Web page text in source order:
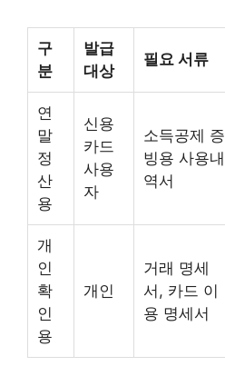
구
분
발급
대상
필요 서류
연
말
정
산
용
신용
카드
사용
자
소득공제 증
빙용 사용내
역서
개
인
확
인
용
개인
거래 명세
서, 카드 이
용 명세서